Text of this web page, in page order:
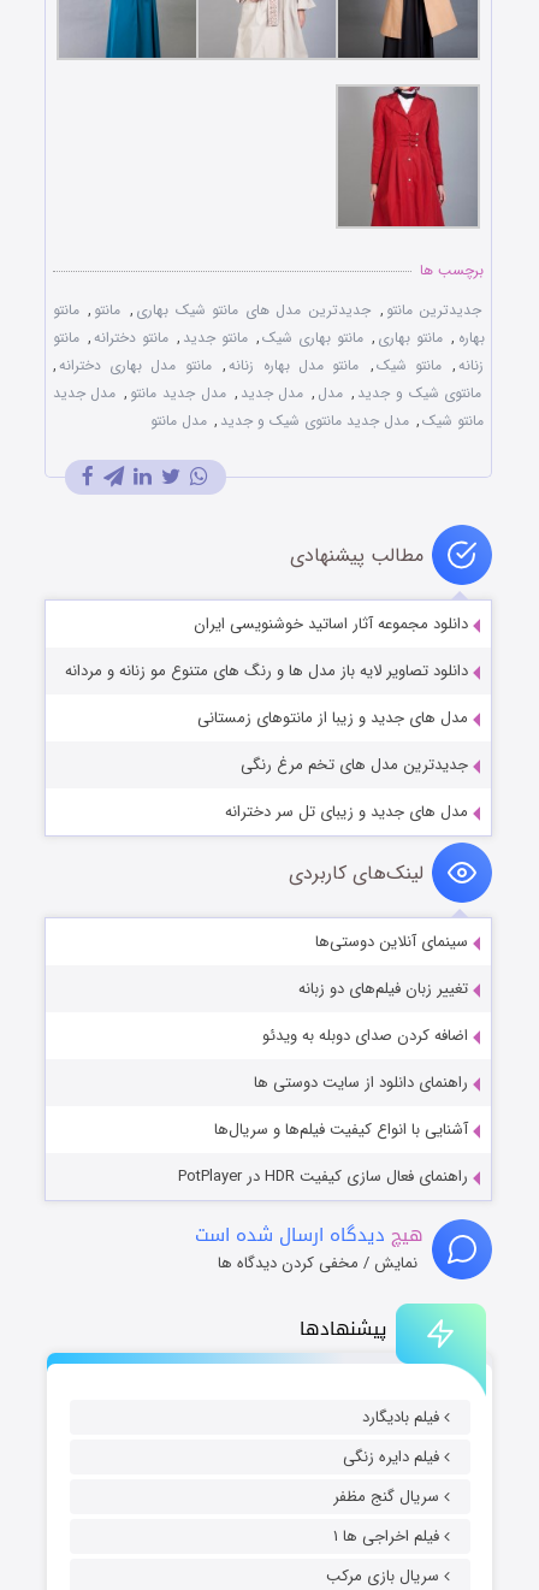
پیشنهادها
فیلم بادیگارد
فیلم دایره زنگی
سریال گنج مظفر
فیلم اخراجی ها ۱
سریال بازی مرکب
برچسب ها
جدیدترین مانتو , جدیدترین مدل های مانتو شیک بهاری , مانتو , مانتو
بهاره , مانتو بهاری , مانتو بهاری شیک, مانتو جدید , مانتو دخترانه, مانتو
زنانه, مانتو شیک, مانتو مدل بهاره زنانه, مانتو مدل بهاری دخترانه,
مانتوی شیک و جدید , مدل , مدل جدید , مدل جدید مانتو , مدل جدید
مانتو شیک, مدل جدید مانتوی شیک و جدید , مدل مانتو
مطالب پیشنهادی
دانلود مجموعه آثار اساتید خوشنویسی ایران
دانلود تصاویر لایه باز مدل ها و رنگ های متنوع مو زنانه و مردانه
مدل های جدید و زیبا از مانتوهای زمستانی
جدیدترین مدل های تخم مرغ رنگی
مدل های جدید و زیبای تل سر دخترانه
لینک‌های کاربردی
سینمای آنلاین دوستی‌ها
تغییر زبان فیلم‌های دو زبانه
اضافه کردن صدای دوبله به ویدئو
راهنمای دانلود از سایت دوستی ها
آشنایی با انواع کیفیت فیلم‌ها و سریال‌ها
راهنمای فعال سازی کیفیت HDR در PotPlayer
هیچ دیدگاه ارسال شده است
نمایش / مخفی کردن دیدگاه ها